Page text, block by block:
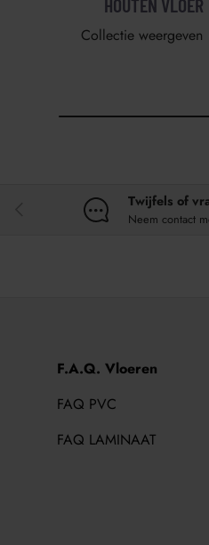
HOUTEN VLOER
Collectie weergeven
Twijfels of
Neem contact
F.A.Q. Vloeren
FAQ PVC
FAQ LAMINAAT